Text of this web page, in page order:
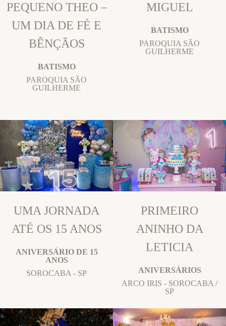
PEQUENO THEO –
UM DIA DE FÉ E
BÊNÇÃOS
BATISMO
PAROQUIA SÃO
GUILHERME
MIGUEL
BATISMO
PAROQUIA SÃO
GUILHERME
UMA JORNADA
ATÉ OS 15 ANOS
ANIVERSÁRIO DE 15
ANOS
SOROCABA - SP
PRIMEIRO
ANINHO DA
LETICIA
ANIVERSÁRIOS
ARCO IRIS - SOROCABA /
SP